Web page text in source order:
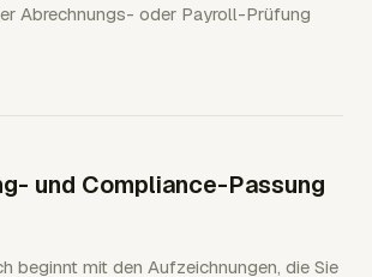
Abrechnungs- oder Payroll-Prüfung
und Compliance-Passung
beginnt mit den Aufzeichnungen, die Sie